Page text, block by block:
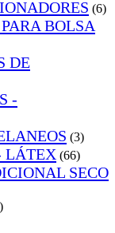
(6)
BOLSA
DE
-
(3)
LÁTEX (66)
SECO